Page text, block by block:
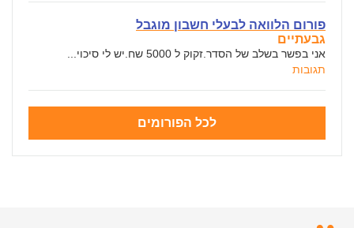
פורום הלוואה לבעלי חשבון מוגבל
גבעתיים
אני בפשר בשלב של הסדר.זקוק ל 5000 שח.יש לי סיכוי...
תגובות
לכל הפורומים